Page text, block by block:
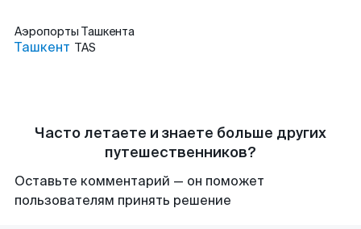
Аэропорты Ташкента
Ташкент TAS
Часто летаете и знаете больше других
путешественников?
Оставьте комментарий — он поможет
пользователям принять решение